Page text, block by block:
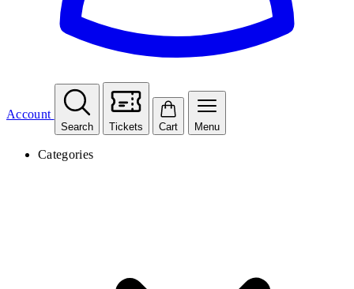
Account
Search Tickets Cart Menu
Categories